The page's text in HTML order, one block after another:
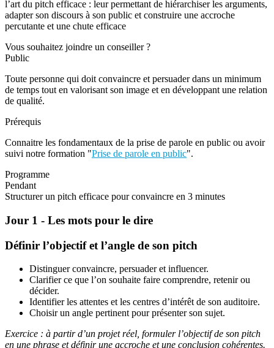
l’art du pitch efficace : leur permettant de hiérarchiser les arguments,
adapter son discours à son public et construire une accroche
percutante et une chute efficace
Vous souhaitez joindre un conseiller ?
Public
Toute personne qui doit convaincre et persuader dans un minimum
de temps tout en valorisant son image et en développant une relation
de qualité.
Prérequis
Connaitre les fondamentaux de la prise de parole en public ou avoir
suivi notre formation "Prise de parole en public".
Programme
Pendant
Structurer un pitch efficace pour convaincre en 3 minutes
Jour 1 - Les mots pour le dire
Définir l’objectif et l’angle de son pitch
Distinguer convaincre, persuader et influencer.
Clarifier ce que l’on souhaite faire comprendre, retenir ou
décider.
Identifier les attentes et les centres d’intérêt de son auditoire.
Choisir un angle pertinent pour présenter son sujet.
Exercice : à partir d’un projet réel, formuler l’objectif de son pitch
en une phrase et définir une accroche et une conclusion cohérentes.